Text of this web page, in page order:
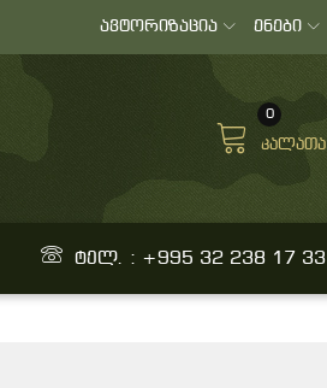
ავტორიზაცია ენები
0
კალათა
ტელ. : +995 32 238 17 33